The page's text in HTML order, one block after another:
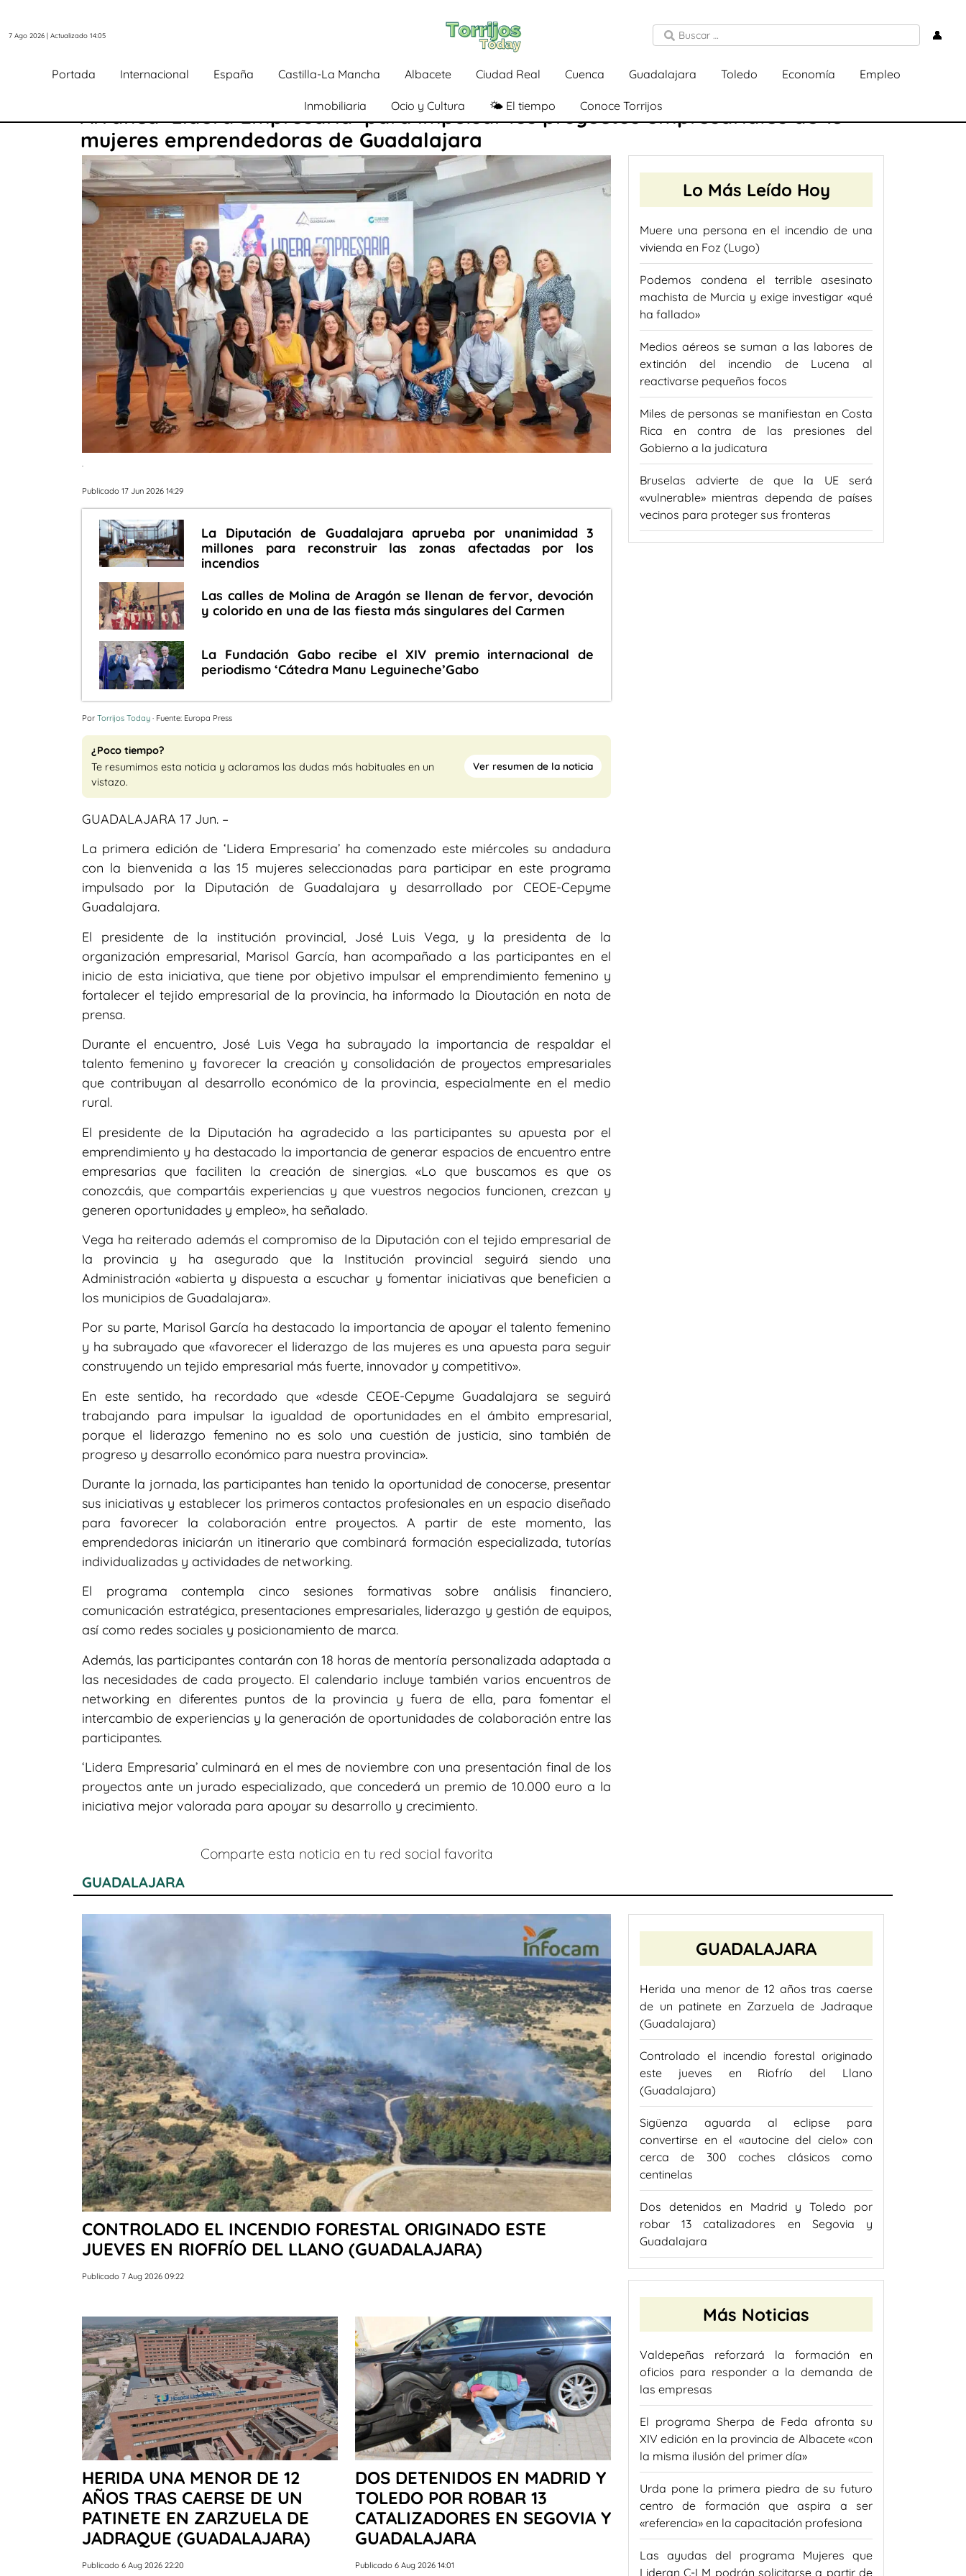
7 Ago 2026 | Actualizado 14:05 👤
Portada Internacional España Castilla-La Mancha Albacete Ciudad Real Cuenca Guadalajara Toledo Economía Empleo
Inmobiliaria Ocio y Cultura 🌤️ El tiempo Conoce Torrijos
Arranca ‘Lidera Empresaria’ para impulsar los proyectos empresariales de 15
mujeres emprendedoras de Guadalajara
.
Publicado 17 Jun 2026 14:29
La Diputación de Guadalajara aprueba por unanimidad 3
millones para reconstruir las zonas afectadas por los
incendios
Las calles de Molina de Aragón se llenan de fervor, devoción
y colorido en una de las fiesta más singulares del Carmen
La Fundación Gabo recibe el XIV premio internacional de
periodismo ‘Cátedra Manu Leguineche’Gabo
Por Torrijos Today · Fuente: Europa Press
¿Poco tiempo?
Te resumimos esta noticia y aclaramos las dudas más habituales en un
vistazo.
Ver resumen de la noticia
GUADALAJARA 17 Jun. –
La primera edición de ‘Lidera Empresaria’ ha comenzado este miércoles su andadura
con la bienvenida a las 15 mujeres seleccionadas para participar en este programa
impulsado por la Diputación de Guadalajara y desarrollado por CEOE-Cepyme
Guadalajara.
El presidente de la institución provincial, José Luis Vega, y la presidenta de la
organización empresarial, Marisol García, han acompañado a las participantes en el
inicio de esta iniciativa, que tiene por objetivo impulsar el emprendimiento femenino y
fortalecer el tejido empresarial de la provincia, ha informado la Dioutación en nota de
prensa.
Durante el encuentro, José Luis Vega ha subrayado la importancia de respaldar el
talento femenino y favorecer la creación y consolidación de proyectos empresariales
que contribuyan al desarrollo económico de la provincia, especialmente en el medio
rural.
El presidente de la Diputación ha agradecido a las participantes su apuesta por el
emprendimiento y ha destacado la importancia de generar espacios de encuentro entre
empresarias que faciliten la creación de sinergias. «Lo que buscamos es que os
conozcáis, que compartáis experiencias y que vuestros negocios funcionen, crezcan y
generen oportunidades y empleo», ha señalado.
Vega ha reiterado además el compromiso de la Diputación con el tejido empresarial de
la provincia y ha asegurado que la Institución provincial seguirá siendo una
Administración «abierta y dispuesta a escuchar y fomentar iniciativas que beneficien a
los municipios de Guadalajara».
Por su parte, Marisol García ha destacado la importancia de apoyar el talento femenino
y ha subrayado que «favorecer el liderazgo de las mujeres es una apuesta para seguir
construyendo un tejido empresarial más fuerte, innovador y competitivo».
En este sentido, ha recordado que «desde CEOE-Cepyme Guadalajara se seguirá
trabajando para impulsar la igualdad de oportunidades en el ámbito empresarial,
porque el liderazgo femenino no es solo una cuestión de justicia, sino también de
progreso y desarrollo económico para nuestra provincia».
Durante la jornada, las participantes han tenido la oportunidad de conocerse, presentar
sus iniciativas y establecer los primeros contactos profesionales en un espacio diseñado
para favorecer la colaboración entre proyectos. A partir de este momento, las
emprendedoras iniciarán un itinerario que combinará formación especializada, tutorías
individualizadas y actividades de networking.
El programa contempla cinco sesiones formativas sobre análisis financiero,
comunicación estratégica, presentaciones empresariales, liderazgo y gestión de equipos,
así como redes sociales y posicionamiento de marca.
Además, las participantes contarán con 18 horas de mentoría personalizada adaptada a
las necesidades de cada proyecto. El calendario incluye también varios encuentros de
networking en diferentes puntos de la provincia y fuera de ella, para fomentar el
intercambio de experiencias y la generación de oportunidades de colaboración entre las
participantes.
‘Lidera Empresaria’ culminará en el mes de noviembre con una presentación final de los
proyectos ante un jurado especializado, que concederá un premio de 10.000 euro a la
iniciativa mejor valorada para apoyar su desarrollo y crecimiento.
Comparte esta noticia en tu red social favorita
Lo Más Leído Hoy
Muere una persona en el incendio de una
vivienda en Foz (Lugo)
Podemos condena el terrible asesinato
machista de Murcia y exige investigar «qué
ha fallado»
Medios aéreos se suman a las labores de
extinción del incendio de Lucena al
reactivarse pequeños focos
Miles de personas se manifiestan en Costa
Rica en contra de las presiones del
Gobierno a la judicatura
Bruselas advierte de que la UE será
«vulnerable» mientras dependa de países
vecinos para proteger sus fronteras
GUADALAJARA
CONTROLADO EL INCENDIO FORESTAL ORIGINADO ESTE
JUEVES EN RIOFRÍO DEL LLANO (GUADALAJARA)
Publicado 7 Aug 2026 09:22
HERIDA UNA MENOR DE 12
AÑOS TRAS CAERSE DE UN
PATINETE EN ZARZUELA DE
JADRAQUE (GUADALAJARA)
Publicado 6 Aug 2026 22:20
DOS DETENIDOS EN MADRID Y
TOLEDO POR ROBAR 13
CATALIZADORES EN SEGOVIA Y
GUADALAJARA
Publicado 6 Aug 2026 14:01
GUADALAJARA
Herida una menor de 12 años tras caerse
de un patinete en Zarzuela de Jadraque
(Guadalajara)
Controlado el incendio forestal originado
este jueves en Riofrío del Llano
(Guadalajara)
Sigüenza aguarda al eclipse para
convertirse en el «autocine del cielo» con
cerca de 300 coches clásicos como
centinelas
Dos detenidos en Madrid y Toledo por
robar 13 catalizadores en Segovia y
Guadalajara
Más Noticias
Valdepeñas reforzará la formación en
oficios para responder a la demanda de
las empresas
El programa Sherpa de Feda afronta su
XIV edición en la provincia de Albacete «con
la misma ilusión del primer día»
Urda pone la primera piedra de su futuro
centro de formación que aspira a ser
«referencia» en la capacitación profesiona
Las ayudas del programa Mujeres que
Lideran C-LM podrán solicitarse a partir de